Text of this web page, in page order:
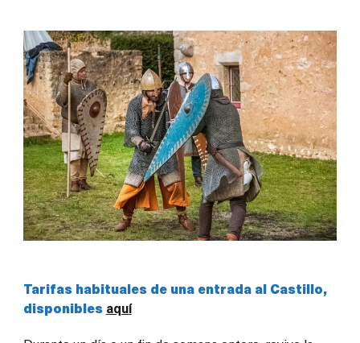
Tarifas habituales de una entrada al Castillo,
disponibles aquí